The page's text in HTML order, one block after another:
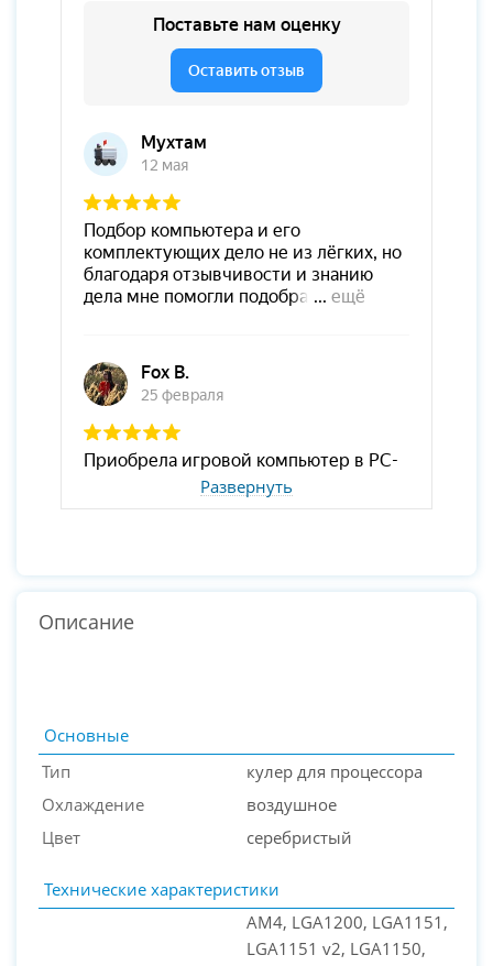
PC-Arena на карте Москвы — Яндекс Карты
Развернуть
Описание
Основные
Тип
кулер для процессора
Охлаждение
воздушное
Цвет
серебристый
Технические характеристики
AM4, LGA1200, LGA1151,
LGA1151 v2, LGA1150,